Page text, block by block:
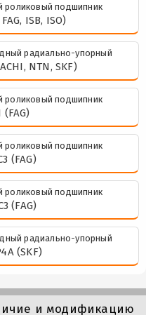
роликовый подшипник
ISB, ISO)
радиально-упорный
NTN, SKF)
роликовый подшипник
(FAG)
роликовый подшипник
(FAG)
роликовый подшипник
(FAG)
радиально-упорный
(SKF)
и модификацию